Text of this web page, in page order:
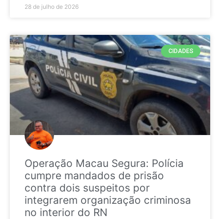
28 de julho de 2026
CIDADES
Operação Macau Segura: Polícia
cumpre mandados de prisão
contra dois suspeitos por
integrarem organização criminosa
no interior do RN